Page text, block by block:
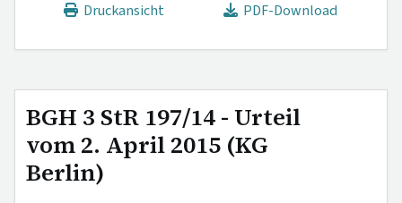
Druckansicht
PDF-Download
BGH 3 StR 197/14 - Urteil
vom 2. April 2015 (KG
Berlin)